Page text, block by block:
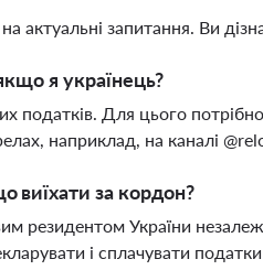
актуальні запитання. Ви
я українець?
податків. Для цього
наприклад, на каналі
виїхати за кордон?
резидентом України
і сплачувати податки